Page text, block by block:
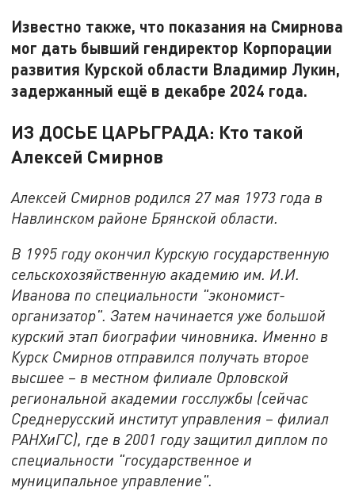
Известно также, что показания на Смирнова
мог дать бывший гендиректор Корпорации
развития Курской области Владимир Лукин,
задержанный ещё в декабре 2024 года.
ИЗ ДОСЬЕ ЦАРЬГРАДА: Кто такой
Алексей Смирнов
Алексей Смирнов родился 27 мая 1973 года в
Навлинском районе Брянской области.
В 1995 году окончил Курскую государственную
сельскохозяйственную академию им. И.И.
Иванова по специальности "экономист-
организатор". Затем начинается уже большой
курский этап биографии чиновника. Именно в
Курск Смирнов отправился получать второе
высшее – в местном филиале Орловской
региональной академии госслужбы (сейчас
Среднерусский институт управления – филиал
РАНХиГС), где в 2001 году защитил диплом по
специальности "государственное и
муниципальное управление".